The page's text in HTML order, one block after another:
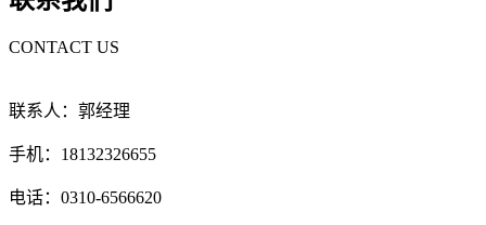
CONTACT US
联系人：郭经理
手机：18132326655
电话：0310-6566620